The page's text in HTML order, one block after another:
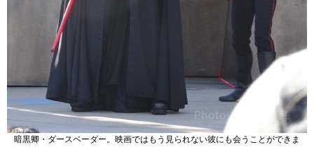
暗黒卿・ダースベーダー。映画ではもう見られない彼にも会うことができま